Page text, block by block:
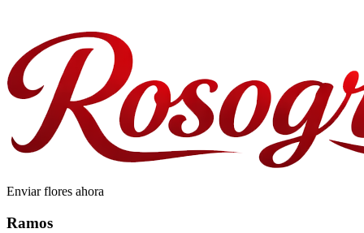
Enviar flores ahora
Ramos